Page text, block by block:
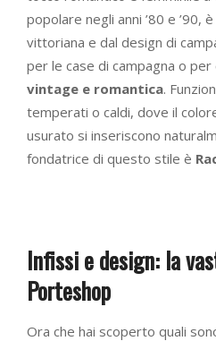
popolare negli anni ’80 e ’90,
vittoriana e dal design di
per le case di campagna o per
vintage e romantica.
temperati o caldi, dove il
usurato si inseriscono
fondatrice di questo stile è
Infissi e design: la
Porteshop
Ora che hai scoperto quali